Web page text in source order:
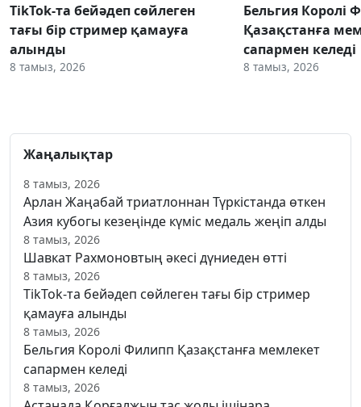
TikTok-та бейәдеп сөйлеген
тағы бір стример қамауға
алынды
8 тамыз, 2026
Бельгия Королі
Қазақстанға
сапармен келеді
8 тамыз, 2026
Жаңалықтар
8 тамыз, 2026
Арлан Жаңабай триатлоннан Түркістанда өткен
Азия кубогы кезеңінде күміс медаль жеңіп алды
8 тамыз, 2026
Шавкат Рахмоновтың әкесі дүниеден өтті
8 тамыз, 2026
TikTok-та бейәдеп сөйлеген тағы бір стример
қамауға алынды
8 тамыз, 2026
Бельгия Королі Филипп Қазақстанға мемлекет
сапармен келеді
8 тамыз, 2026